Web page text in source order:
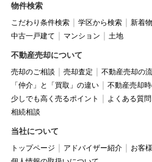
物件検索
こだわり条件検索 学区から検索 新着
中古一戸建て
マンション 土地
不動産売却について
売却のご相談 売却査定
不動産売却の
「仲介」と「買取」の違い
不動産売却
少しでも高く売るポイント
よくある質問
相続相談
当社について
トップページ アドバイザー紹介 お客